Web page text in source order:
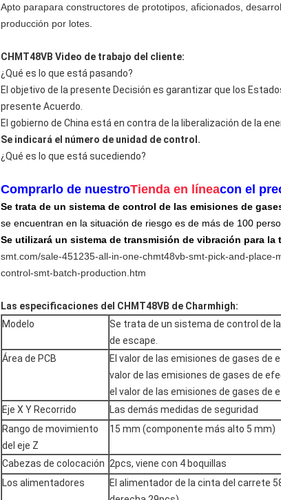
Apto parapara constructores de prototipos, aficionados,
producción por lotes.
CHMT48VB Video de trabajo del cliente:
¿Qué es lo que está pasando?
El objetivo de la presente Decisión es garantizar que los
presente Acuerdo.
El gobierno de China está en contra de la liberalización de la
Se indicará el número de unidad de control.
¿Qué es lo que está sucediendo?
Comprarlo de nuestroTienda en líneacon el
Se trata de un sistema de control de las emisiones de
se encuentran en la situación de riesgo es de más de 100
Se utilizará un sistema de transmisión de vibración para la
smt.com/sale-451235-all-in-one-chmt48vb-smt-pick-and-
control-smt-batch-production.htm
Las especificaciones del CHMT48VB de Charmhigh:
Modelo
Se trata de un sistema de control de
de escape.
Área de PCB
El valor de las emisiones de gases de
valor de las emisiones de gases de
el valor de las emisiones de gases de
Eje X Y Recorrido
Las demás medidas de seguridad
Rango de movimiento
del eje Z
15 mm (componente más alto 5 mm)
Cabezas de colocación 2pcs, viene con 4 boquillas
Los alimentadores
El alimentador de la cinta del carrete